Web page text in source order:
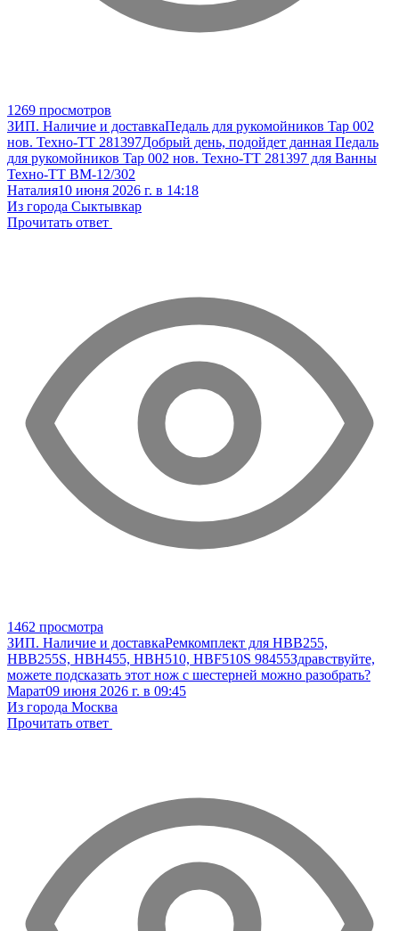
1269 просмотров
ЗИП. Наличие и доставкаПедаль для рукомойников Tap 002
нов. Техно-ТТ 281397Добрый день, подойдет данная Педаль
для рукомойников Tap 002 нов. Техно-ТТ 281397 для Ванны
Техно-ТТ ВМ-12/302
Наталия10 июня 2026 г. в 14:18
Из города Сыктывкар
Прочитать ответ
1462 просмотра
ЗИП. Наличие и доставкаРемкомплект для HBB255,
HBB255S, HBH455, HBH510, HBF510S 98455Здравствуйте,
можете подсказать этот нож с шестерней можно разобрать?
Марат09 июня 2026 г. в 09:45
Из города Москва
Прочитать ответ